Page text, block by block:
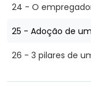
24 - O
25 - Adoção de
26 - 3 pilares de